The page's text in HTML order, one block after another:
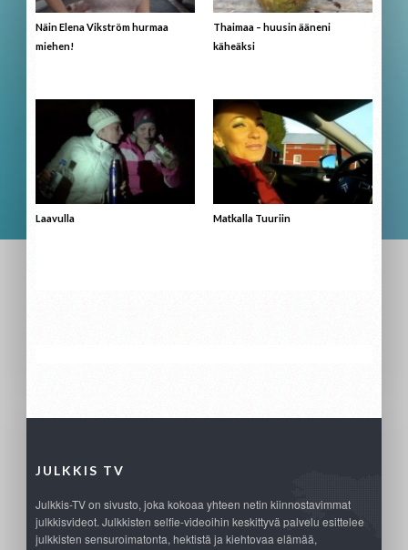
Näin Elena Vikström hurmaa
miehen!
Thaimaa – huusin ääneni
käheäksi
Laavulla Matkalla Tuuriin
JULKKIS TV
Julkkis-TV on sivusto, joka kokoaa yhteen netin kiinnostavimmat
julkkisvideot. Julkkisten selfie-videoihin keskittyvä palvelu esittelee
julkkisten sensuroimatonta, hektistä ja kiehtovaa elämää,